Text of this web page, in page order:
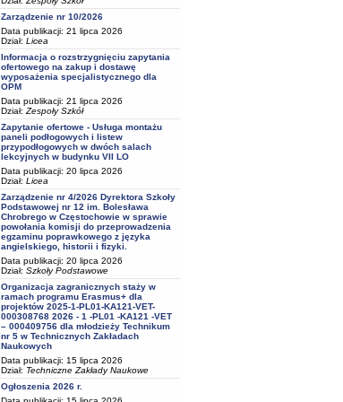
Zarządzenie nr 10/2026
Data publikacji: 21 lipca 2026
Dział: Licea
Informacja o rozstrzygnięciu zapytania
ofertowego na zakup i dostawę
wyposażenia specjalistycznego dla
OPM
Data publikacji: 21 lipca 2026
Dział: Zespoły Szkół
Zapytanie ofertowe - Usługa montażu
paneli podłogowych i listew
przypodłogowych w dwóch salach
lekcyjnych w budynku VII LO
Data publikacji: 20 lipca 2026
Dział: Licea
Zarządzenie nr 4/2026 Dyrektora Szkoły
Podstawowej nr 12 im. Bolesława
Chrobrego w Częstochowie w sprawie
powołania komisji do przeprowadzenia
egzaminu poprawkowego z języka
angielskiego, historii i fizyki.
Data publikacji: 20 lipca 2026
Dział: Szkoły Podstawowe
Organizacja zagranicznych staży w
ramach programu Erasmus+ dla
projektów 2025-1-PL01-KA121-VET-
000308768 2026 - 1 -PL01 -KA121 -VET
– 000409756 dla młodzieży Technikum
nr 5 w Technicznych Zakładach
Naukowych
Data publikacji: 15 lipca 2026
Dział: Techniczne Zakłady Naukowe
Ogłoszenia 2026 r.